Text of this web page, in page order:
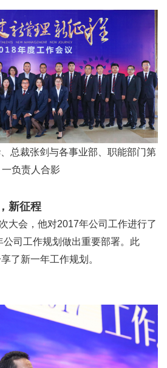
总裁张剑与各事业部、职能部门第
一负责人合影
新征程
大会，他对2017年公司工作进行了
司工作规划做出重要部署。此
了新一年工作规划。